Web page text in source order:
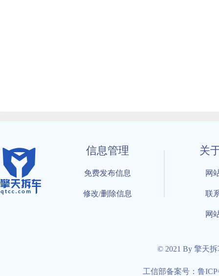
信息管理
免费发布信息
修改/删除信息
关
网
联
网
© 2021 By 擎天
工信部备案号：鲁